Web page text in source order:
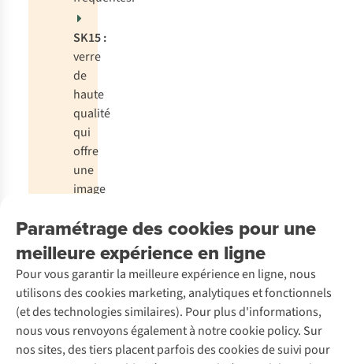
SK15 :
verre
de
haute
qualité
qui
offre
une
image
claire
et un
contraste
élevé.
Que
Paramétrage des cookies pour une
meilleure expérience en ligne
Pour vous garantir la meilleure expérience en ligne, nous
utilisons des cookies marketing, analytiques et fonctionnels
(et des technologies similaires). Pour plus d'informations,
nous vous renvoyons également à notre cookie policy. Sur
nos sites, des tiers placent parfois des cookies de suivi pour